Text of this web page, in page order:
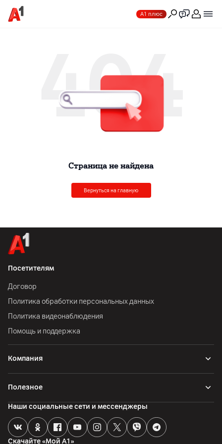
А1 плюс
404
Cтраница не найдена
Вернуться на главную
Посетителям
Договор
Политика обработки персональных данных
Политика видеонаблюдения
Помощь и поддержка
Компания
Полезное
Скачайте «Мой А1»
Наши социальные сети и мессенджеры